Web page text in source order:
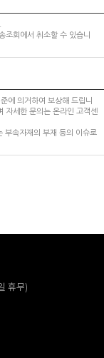
조회에서 취소할 수 있습니
에 의거하여 보상해 드립니
자세한 문의는 온라인 고객센
부속자재의 부재 등의 이슈로
휴무)